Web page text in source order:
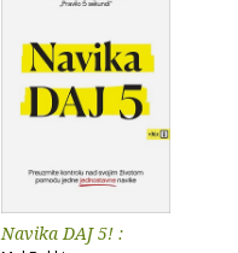
Navika DAJ 5! :